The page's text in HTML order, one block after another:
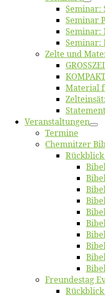
Se­mi­nar:
Se­mi­nar
Se­mi­nar:
Se­mi­nar:
Zel­te und
Ma­te­ri­al
Ver­an­stal­tun­gen
Ter­mi­ne
Chemnit­zer
Freun­des­tag